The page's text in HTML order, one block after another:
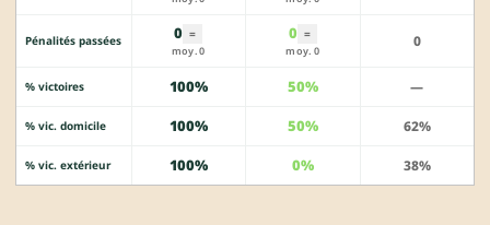
Pénalités passées 0 =
moy. 0
0 =
moy. 0
0
% victoires 100% 50% —
% vic. domicile 100% 50% 62%
% vic. extérieur 100% 0% 38%